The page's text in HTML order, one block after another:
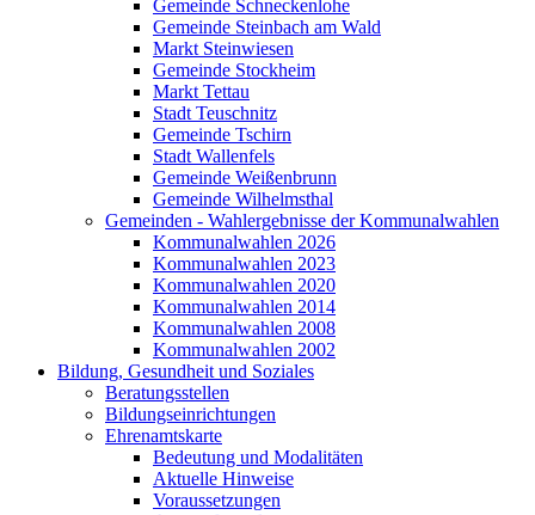
Gemeinde Schneckenlohe
Gemeinde Steinbach am Wald
Markt Steinwiesen
Gemeinde Stockheim
Markt Tettau
Stadt Teuschnitz
Gemeinde Tschirn
Stadt Wallenfels
Gemeinde Weißenbrunn
Gemeinde Wilhelmsthal
Gemeinden - Wahlergebnisse der Kommunalwahlen
Kommunalwahlen 2026
Kommunalwahlen 2023
Kommunalwahlen 2020
Kommunalwahlen 2014
Kommunalwahlen 2008
Kommunalwahlen 2002
Bildung, Gesundheit und Soziales
Beratungsstellen
Bildungseinrichtungen
Ehrenamtskarte
Bedeutung und Modalitäten
Aktuelle Hinweise
Voraussetzungen